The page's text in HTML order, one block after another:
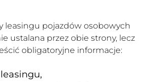
leasingu pojazdów osobowych
ustalana przez obie strony, lecz
obligatoryjne informacje: